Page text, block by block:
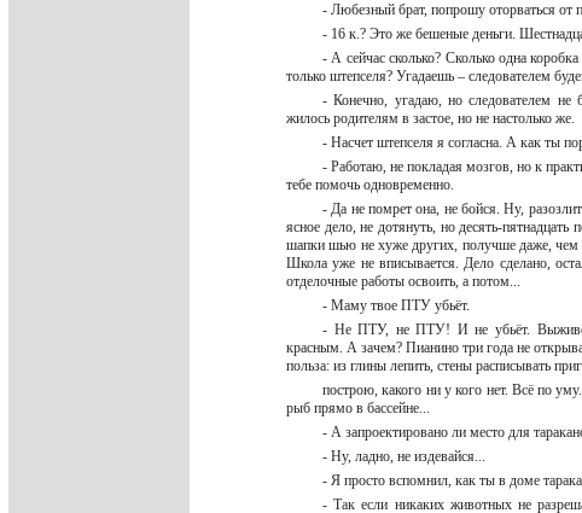
- Любезный брат, попрошу оторваться от
- 16 к.? Это же бешеные деньги.
- А сейчас сколько? Сколько одна
только штепселя? Угадаешь – следователем
- Конечно, угадаю, но следователем
жилось родителям в застое, но не настолько же.
- Насчет штепселя я согласна. А как ты
- Работаю, не покладая мозгов, но к
тебе помочь одновременно.
- Да не помрет она, не бойся. Ну,
ясное дело, не дотянуть, но десять-
шапки шью не хуже других, получше даже, чем
Школа уже не вписывается. Дело сделано,
отделочные работы освоить, а потом...
- Маму твое ПТУ убьёт.
- Не ПТУ, не ПТУ! И не убьёт.
красным. А зачем? Пианино три года не
польза: из глины лепить, стены расписывать
построю, какого ни у кого нет. Всё по
рыб прямо в бассейне...
- А запроектировано ли место для
- Ну, ладно, не издевайся...
- Я просто вспомнил, как ты в доме
- Так если никаких животных не